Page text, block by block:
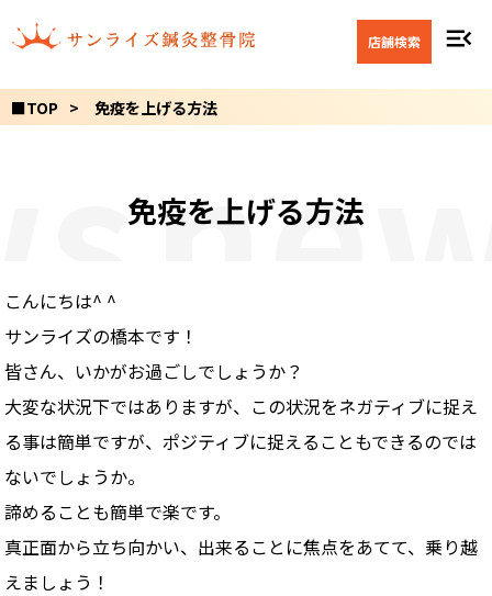
店舗検索 menu_open
■TOP 免疫を上げる方法
免疫を上げる方法
こんにちは^ ^
サンライズの橋本です！
皆さん、いかがお過ごしでしょうか？
大変な状況下ではありますが、この状況をネガティブに捉え
る事は簡単ですが、ポジティブに捉えることもできるのでは
ないでしょうか。
諦めることも簡単で楽です。
真正面から立ち向かい、出来ることに焦点をあてて、乗り越
えましょう！